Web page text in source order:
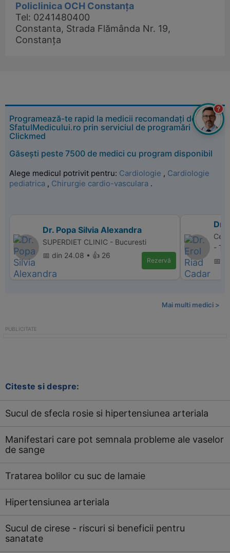
Policlinica OCH Constanța
Tel: 0241480400
Constanta, Strada Flămânda Nr. 19,
Constanța
Programează-te rapid la medicii recomandați de
SfatulMedicului.ro prin serviciul de programări
Clickmed
Găsești peste 7500 de medici cu program disponibil
Alege medicul potrivit pentru: Cardiologie , Cardiologie
pediatrica , Chirurgie cardio-vasculara .
Dr. Popa Silvia Alexandra
SUPERDIET CLINIC - Bucuresti
📅 din 24.08 • 👍 26
Rezervă
Dr.
-
📅
Mai multi medici >
Citeste si despre:
Sucul de sfecla rosie si hipertensiunea arteriala
Manifestari care pot semnala probleme ale vaselor
de sange
Tratarea bolilor cu suc de lamaie
Hipertensiunea arteriala
Sucul de cirese - riscuri si beneficii pentru
sanatate
?